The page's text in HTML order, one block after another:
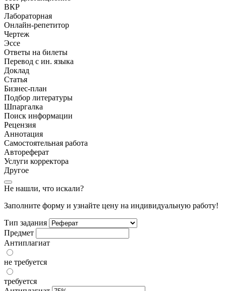
ВКР
Лабораторная
Онлайн-репетитор
Чертеж
Эссе
Ответы на билеты
Перевод с ин. языка
Доклад
Статья
Бизнес-план
Подбор литературы
Шпаргалка
Поиск информации
Рецензия
Аннотация
Самостоятельная работа
Автореферат
Услуги корректора
Другое
Не нашли, что искали?
Заполните форму и узнайте цену на индивидуальную работу!
Тип задания
Предмет
Антиплагиат
не требуется
требуется